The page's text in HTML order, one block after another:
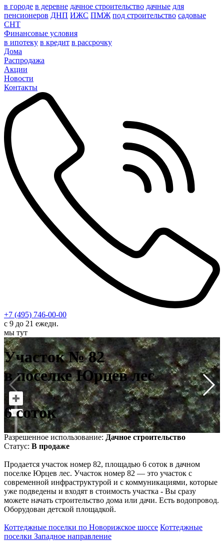
в городе в деревне дачное строительство дачные для
пенсионеров ДНП ИЖС ПМЖ под строительство садовые
СНТ
Финансовые условия
в ипотеку в кредит в рассрочку
Дома
Распродажа
Акции
Новости
Контакты
+7 (495) 746-00-00
с 9 до 21 ежедн.
мы тут
Участок № 82
в поселке Юрцев лес
6 соток
Разрешенное использование: Дачное строительство
Статус: В продаже
Продается участок номер 82, площадью 6 соток в дачном
поселке Юрцев лес. Участок номер 82 — это участок с
современной инфраструктурой и с коммуникациями, которые
уже подведены и входят в стоимость участка - Вы сразу
можете начать строительство дома или дачи. Есть водопровод.
Оборудован детской площадкой.
Коттеджные поселки по Новорижское шоссе Коттеджные
поселки Западное направление